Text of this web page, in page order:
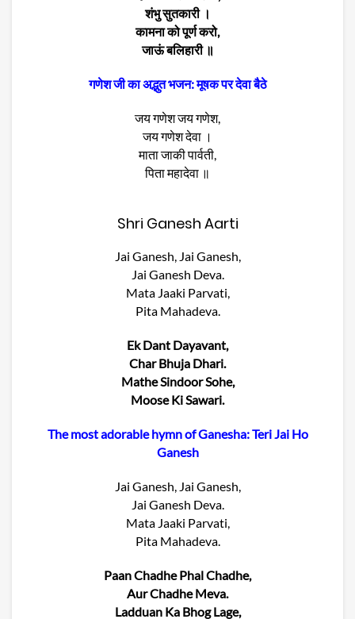
शंभु सुतकारी ।
कामना को पूर्ण करो,
जाऊं बलिहारी ॥
गणेश जी का अद्भुत भजन: मूषक पर देवा बैठे
जय गणेश जय गणेश,
जय गणेश देवा ।
माता जाकी पार्वती,
पिता महादेवा ॥
Shri Ganesh Aarti
Jai Ganesh, Jai Ganesh,
Jai Ganesh Deva.
Mata Jaaki Parvati,
Pita Mahadeva.
Ek Dant Dayavant,
Char Bhuja Dhari.
Mathe Sindoor Sohe,
Moose Ki Sawari.
The most adorable hymn of Ganesha: Teri Jai Ho
Ganesh
Jai Ganesh, Jai Ganesh,
Jai Ganesh Deva.
Mata Jaaki Parvati,
Pita Mahadeva.
Paan Chadhe Phal Chadhe,
Aur Chadhe Meva.
Ladduan Ka Bhog Lage,